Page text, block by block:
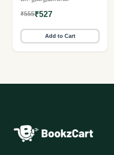
₹555₹527
Add to Cart